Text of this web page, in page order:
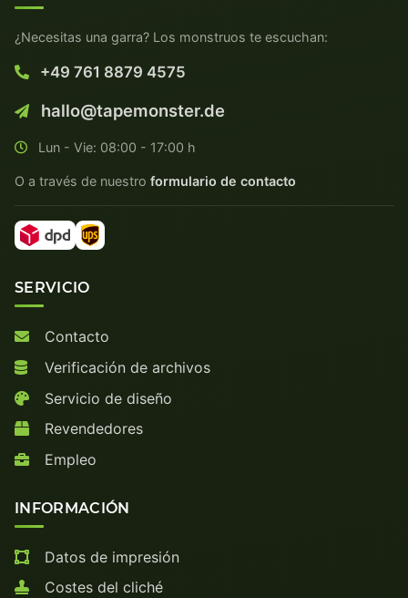
¿Necesitas una garra? Los monstruos te escuchan:
+49 761 8879 4575
hallo@tapemonster.de
Lun - Vie: 08:00 - 17:00 h
O a través de nuestro formulario de contacto
SERVICIO
Contacto
Verificación de archivos
Servicio de diseño
Revendedores
Empleo
INFORMACIÓN
Datos de impresión
Costes del cliché